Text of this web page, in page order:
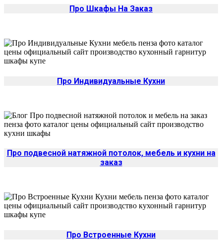
Про Шкафы На Заказ
Про Индивидуальные Кухни
Про подвесной натяжной потолок, мебель и кухни на
заказ
Про Встроенные Кухни